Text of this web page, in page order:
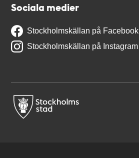
Sociala medier
Stockholmskällan på Facebook
Stockholmskällan på Instagram